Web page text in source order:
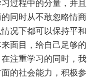
过程中的分量，并且
同时从不敢忽略情商
况下都可以保持平和
面目，给自己足够的
注重学习的同时，我
的社会能力，积极参